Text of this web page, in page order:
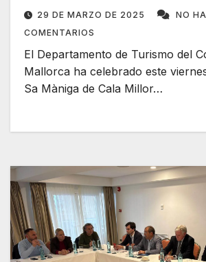
29 DE MARZO DE 2025
NO
COMENTARIOS
El Departamento de Turismo del
Mallorca ha celebrado este
Sa Màniga de Cala Millor…